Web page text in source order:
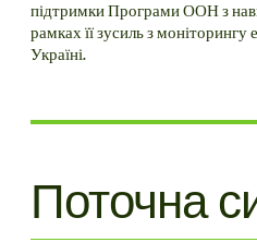
підтримки Програми ООН з
рамках її зусиль з моніторингу
Україні.
Поточна